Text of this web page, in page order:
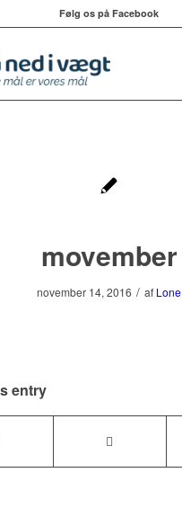
Følg os på Facebook
movember
november 14, 2016 / af Lone
entry